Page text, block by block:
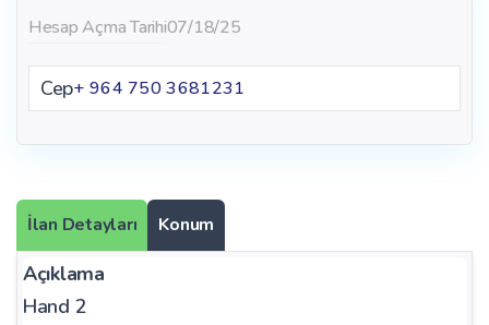
Hesap Açma Tarihi07/18/25
Cep+ 964 750 3681231
İlan Detayları Konum
Açıklama
Hand 2